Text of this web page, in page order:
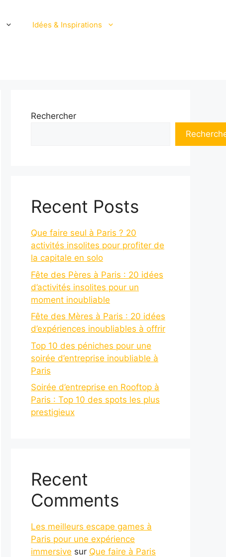
Idées & Inspirations
Rechercher
Recent Posts
Que faire seul à Paris ? 20
activités insolites pour profiter de
la capitale en solo
Fête des Pères à Paris : 20 idées
d’activités insolites pour un
moment inoubliable
Fête des Mères à Paris : 20 idées
d’expériences inoubliables à offrir
Top 10 des péniches pour une
soirée d’entreprise inoubliable à
Paris
Soirée d’entreprise en Rooftop à
Paris : Top 10 des spots les plus
prestigieux
Recent
Comments
Les meilleurs escape games à
Paris pour une expérience
immersive sur Que faire à Paris